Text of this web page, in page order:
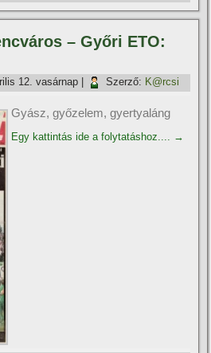
– Győri ETO:
12. vasárnap Szerző: K@rcsi
Gyász, győzelem, gyertyaláng
Egy kattintás ide a folytatáshoz.... →